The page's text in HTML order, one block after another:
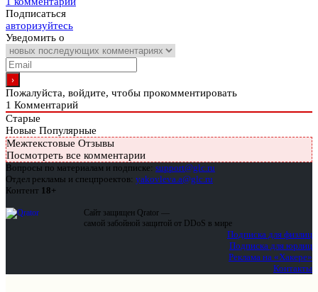
Подписаться
авторизуйтесь
Уведомить о
Пожалуйста, войдите, чтобы прокомментировать
1 Комментарий
Старые
Новые Популярные
Межтекстовые Отзывы
Посмотреть все комментарии
Вопросы по материалам и подписке: support@glc.ru
Отдел рекламы и спецпроектов: yakovleva.a@glc.ru
Контент 18+
Сайт защищен Qrator —
самой забойной защитой от DDoS в мире
Подписка для физлиц
Подписка для юрлиц
Реклама на «Хакере»
Контакты